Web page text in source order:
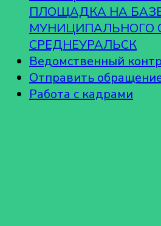
ПЛОЩАДКА НА
МУНИЦИПАЛЬНОГО
СРЕДНЕУРАЛЬСК
Ведомственный
Отправить
Работа с кадрами